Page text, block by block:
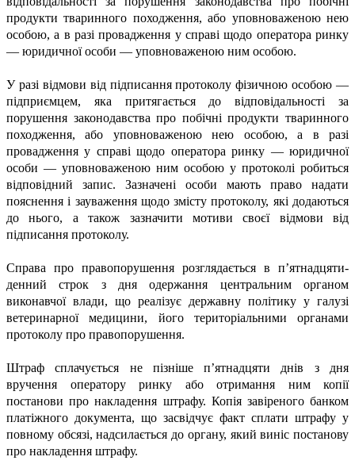
продукти тваринного походження, або уповноваженою нею
особою, а в разі провадження у справі щодо оператора ринку
— юридичної особи — уповноваженою ним особою.
У разі відмови від підписання протоколу фізичною особою —
підприємцем, яка притягається до відповідальності за
порушення законодавства про побічні продукти тваринного
походження, або уповноваженою нею особою, а в разі
провадження у справі щодо оператора ринку — юридичної
особи — уповноваженою ним особою у протоколі робиться
відповідний запис. Зазначені особи мають право надати
пояснення і зауваження щодо змісту протоколу, які додаються
до нього, а також зазначити мотиви своєї відмови від
підписання протоколу.
Справа про правопорушення розглядається в п’ятнадцяти­
денний строк з дня одержання центральним органом
виконавчої влади, що реалізує державну політику у галузі
ветеринарної медицини, його територіальними органами
протоколу про правопорушення.
Штраф сплачується не пізніше п’ятнадцяти днів з дня
вручення оператору ринку або отримання ним копії
постанови про накладення штрафу. Копія завіреного банком
платіжного документа, що засвідчує факт сплати штрафу у
повному обсязі, надсилається до органу, який виніс постанову
про накладення штрафу.